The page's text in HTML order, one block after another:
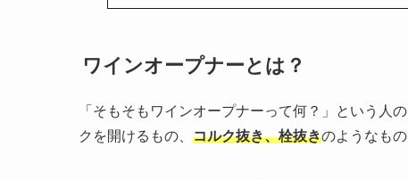
ワインオープナーとは？
「そもそもワインオープナーって何？」という人
クを開けるもの、 コルク抜き、栓抜きのようなもの